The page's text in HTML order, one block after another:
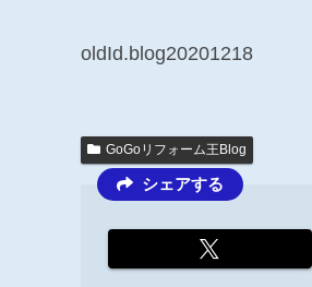
oldId.blog20201218
GoGoリフォーム王Blog
シェアする